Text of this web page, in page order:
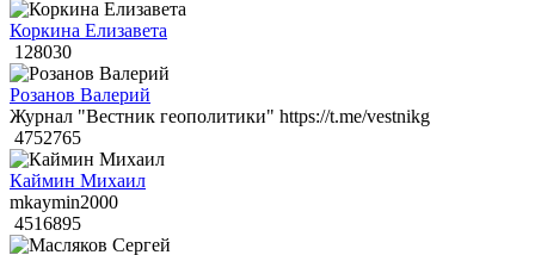
Коркина Елизавета
128030
Розанов Валерий
Журнал "Вестник геополитики" https://t.me/vestnikg
4752765
Каймин Михаил
mkaymin2000
4516895